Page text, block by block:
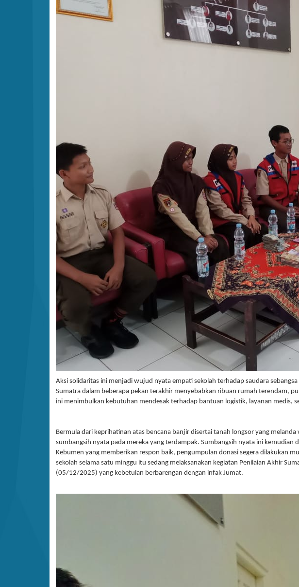
Aksi solidaritas ini menjadi wujud nyata empati sekolah terhadap saudara
Sumatra dalam beberapa pekan terakhir menyebabkan ribuan rumah terendam,
ini menimbulkan kebutuhan mendesak terhadap bantuan logistik, layanan medis,
Bermula dari keprihatinan atas bencana banjir disertai tanah longsor yang
sumbangsih nyata pada mereka yang terdampak. Sumbangsih nyata ini
Kebumen yang memberikan respon baik, pengumpulan donasi segera dilakukan
sekolah selama satu minggu itu sedang melaksanakan kegiatan Penilaian Akhir
(05/12/2025) yang kebetulan berbarengan dengan infak Jumat.